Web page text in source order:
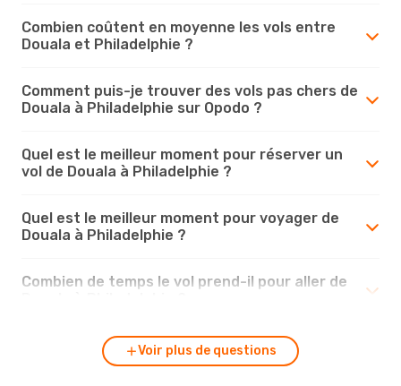
Combien coûtent en moyenne les vols entre
Douala et Philadelphie ?
Comment puis-je trouver des vols pas chers de
Douala à Philadelphie sur Opodo ?
Quel est le meilleur moment pour réserver un
vol de Douala à Philadelphie ?
Quel est le meilleur moment pour voyager de
Douala à Philadelphie ?
Combien de temps le vol prend-il pour aller de
Voir plus de questions